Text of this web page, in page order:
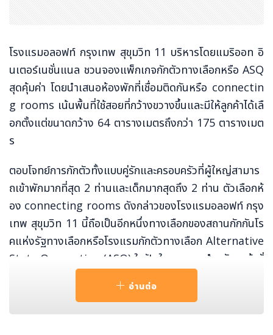
โรงแรมอลอฟท์ กรุงเทพ สุขุมวิท 11 บริหารโดยแมริออท อิ
นเตอร์เนชั่นแนล ชวนจองแพ็กเกจกักตัวทางเลือกหรือ ASQ
สุดคุ้มค่า โดยนำเสนอห้องพักที่เชื่อมติดกันหรือ connectin
g rooms เน้นพื้นที่ใช้สอยที่กว้างขวางขึ้นและมีให้ลูกค้าได้เลื
อกตั้งแต่ขนาดกว้าง 64 ตารางเมตรถึงกว่า 175 ตารางเมต
ร
ตอบโจทย์การกักตัวทั้งแบบคู่รักและครอบครัวที่ผู้ใหญ่สามาร
ถเข้าพักมากที่สุด 2 ท่านและเด็กมากสุดถึง 2 ท่าน ตัวเลือกห้
อง connecting rooms ดังกล่าวของโรงแรมอลอฟท์ กรุง
เทพ สุขุมวิท 11 นี้ถือเป็นอีกหนึ่งทางเลือกของสถานกักกันโร
คแห่งรัฐทางเลือกหรือโรงแรมกักตัวทางเลือก Alternative
State Quarantine (ASQ) ในฝันในกรุงเทพสำหรับลูกค้านั่
ลูกค้าสามารถเลือกห้อง connecting rooms จากขนาดคว
อ่านต่อ